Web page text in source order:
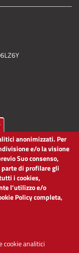
anonimizzati. Per
e/o la visione
Suo consenso,
parte di profilare gli
i cookies,
l’utilizzo e/o
Policy completa,
cookie analitici